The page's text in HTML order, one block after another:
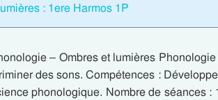
: 1ere Harmos 1P
– Ombres et lumières Phonologie
des sons. Compétences :
phonologique. Nombre de séances :